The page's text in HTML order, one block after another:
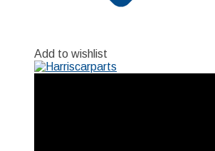
Add to wishlist